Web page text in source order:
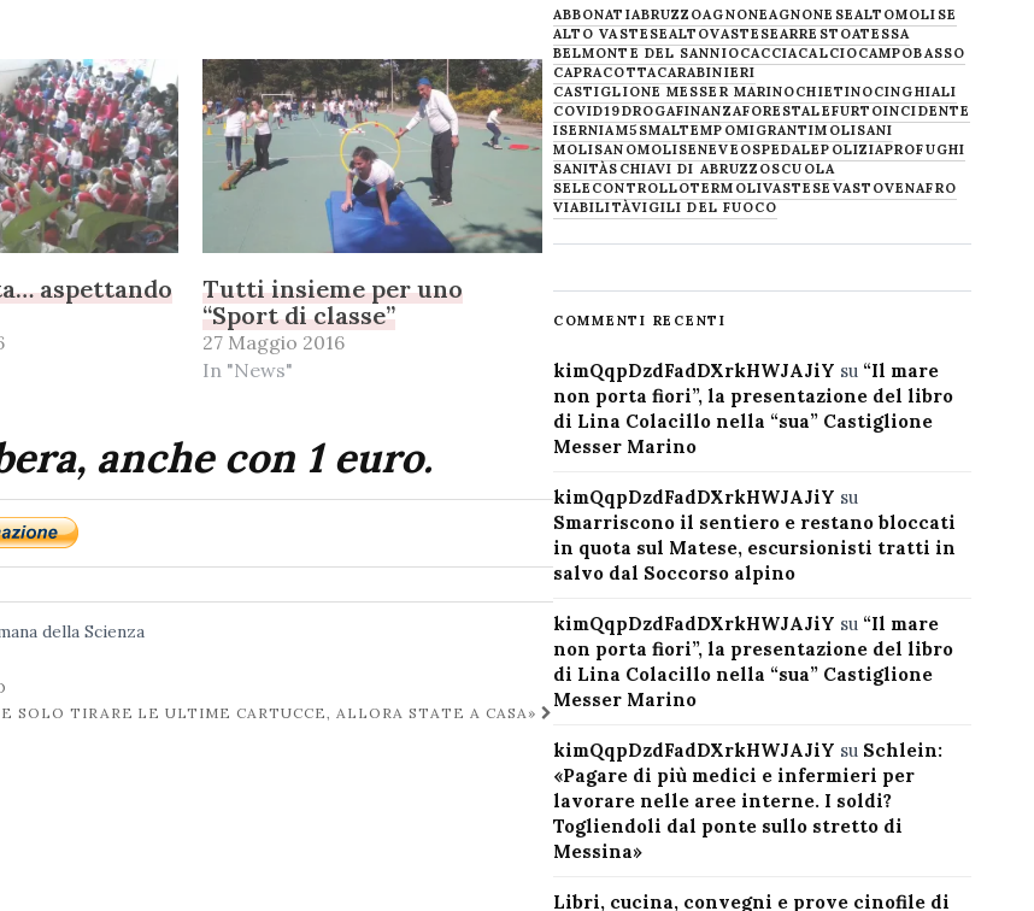
aspettando
Tutti insieme per uno
“Sport di classe”
27 Maggio 2016
In "News"
anche con 1 euro.
della Scienza
SOLO TIRARE LE ULTIME CARTUCCE, ALLORA STATE A CASA»
ABBONATIABRUZZOAGNONEAGNONESEALTOMOLISE
ALTO VASTESEALTOVASTESEARRESTOATESSA
BELMONTE DEL SANNIOCACCIACALCIOCAMPOBASSO
CAPRACOTTACARABINIERI
CASTIGLIONE MESSER MARINOCHIETINOCINGHIALI
COVID19DROGAFINANZAFORESTALEFURTOINCIDENTE
ISERNIAM5SMALTEMPOMIGRANTIMOLISANI
MOLISANOMOLISENEVE OSPEDALEPOLIZIAPROFUGHI
SANITÀSCHIAVI DI ABRUZZOSCUOLA
SELECONTROLLOTERMOLIVASTESE VASTOVENAFRO
VIABILITÀVIGILI DEL FUOCO
COMMENTI RECENTI
kimQqpDzdFadDXrkHWJAJiY su “Il mare
non porta fiori”, la presentazione del libro
di Lina Colacillo nella “sua” Castiglione
Messer Marino
kimQqpDzdFadDXrkHWJAJiY su
Smarriscono il sentiero e restano bloccati
in quota sul Matese, escursionisti tratti in
salvo dal Soccorso alpino
kimQqpDzdFadDXrkHWJAJiY su “Il mare
non porta fiori”, la presentazione del libro
di Lina Colacillo nella “sua” Castiglione
Messer Marino
kimQqpDzdFadDXrkHWJAJiY su Schlein:
«Pagare di più medici e infermieri per
lavorare nelle aree interne. I soldi?
Togliendoli dal ponte sullo stretto di
Messina»
Libri, cucina, convegni e prove cinofile di